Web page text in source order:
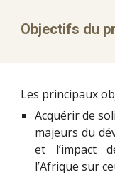
Objectifs du
Les principaux
Acquérir de
majeurs du
et l’impact
l’Afrique sur